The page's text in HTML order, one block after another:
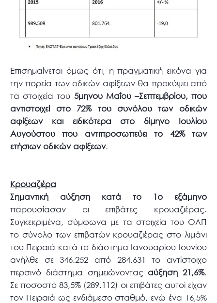
Επισημαίνεται όμως ότι, η πραγματική εικόνα για
την πορεία των οδικών αφίξεων θα προκύψει από
τα στοιχεία του 5μηνου Μαΐου –Σεπτεμβρίου, που
αντιστοιχεί στο 72% του συνόλου των οδικών
αφίξεων και ειδικότερα στο δίμηνο Ιουλίου
Αυγούστου που αντιπροσωπεύει το 42% των
ετήσιων οδικών αφίξεων.
Κρουαζιέρα
Σημαντική αύξηση κατά το 1ο εξάμηνο
παρουσίασαν οι επιβάτες κρουαζιέρας.
Συγκεκριμένα, σύμφωνα με τα στοιχεία του ΟΛΠ
το σύνολο των επιβατών κρουαζιέρας στο λιμάνι
του Πειραιά κατά το διάστημα Ιανουαρίου-Ιουνίου
ανήλθε σε 346.252 από 284.631 το αντίστοιχο
περσινό διάστημα σημειώνοντας αύξηση 21,6%.
Σε ποσοστό 83,5% (289.112) οι επιβάτες αυτοί είχαν
τον Πειραιά ως ενδιάμεσο σταθμό, ενώ ένα 16,5%